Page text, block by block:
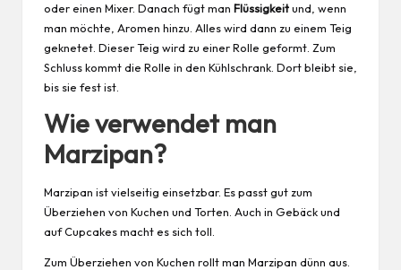
oder einen Mixer. Danach fügt man Flüssigkeitund, wenn
man möchte, Aromen hinzu. Alles wird dann zu einem Teig
geknetet. Dieser Teig wird zu einer Rolle geformt. Zum
Schluss kommt die Rolle in den Kühlschrank. Dort bleibt sie,
bis sie fest ist.
Wie verwendet man
Marzipan?
Marzipan ist vielseitig einsetzbar. Es passt gut zum
Überziehen von Kuchen und Torten. Auch in Gebäck und
auf Cupcakes macht es sich toll.
Zum Überziehen von Kuchen rollt man Marzipan dünn aus.